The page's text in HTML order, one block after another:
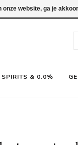
SPIRITS & 0.0%
onze website, ga je